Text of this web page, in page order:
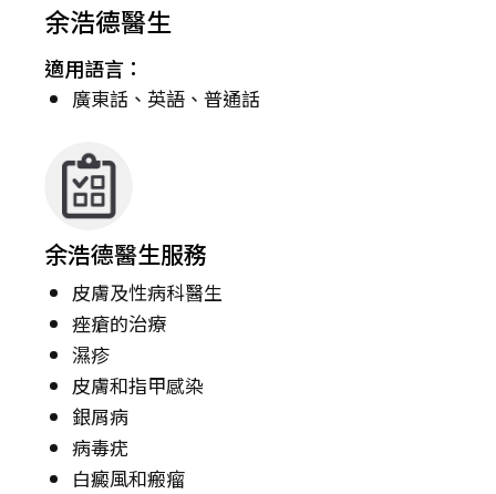
余浩德醫生
適用語言：
廣東話、英語、普通話
余浩德醫生服務
皮膚及性病科醫生
痤瘡的治療
濕疹
皮膚和指甲感染
銀屑病
病毒疣
白癜風和瘢瘤